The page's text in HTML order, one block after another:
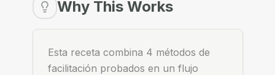
Why This Works
Esta receta combina 4 métodos de
facilitación probados en un flujo